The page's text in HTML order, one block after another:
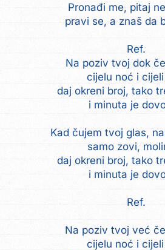
Pronađi me, pitaj
pravi se, a znaš da
Ref.
Na poziv tvoj dok
cijelu noć i
daj okreni broj, tako
i minuta je
Kad čujem tvoj glas,
samo zovi,
daj okreni broj, tako
i minuta je
Ref.
Na poziv tvoj već
cijelu noć i